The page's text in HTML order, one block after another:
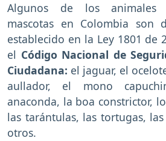
Algunos de los animales
mascotas en Colombia son
establecido en la Ley 1801 de
el Código Nacional de
Ciudadana: el jaguar, el
aullador, el mono
anaconda, la boa constrictor,
las tarántulas, las tortugas,
otros.